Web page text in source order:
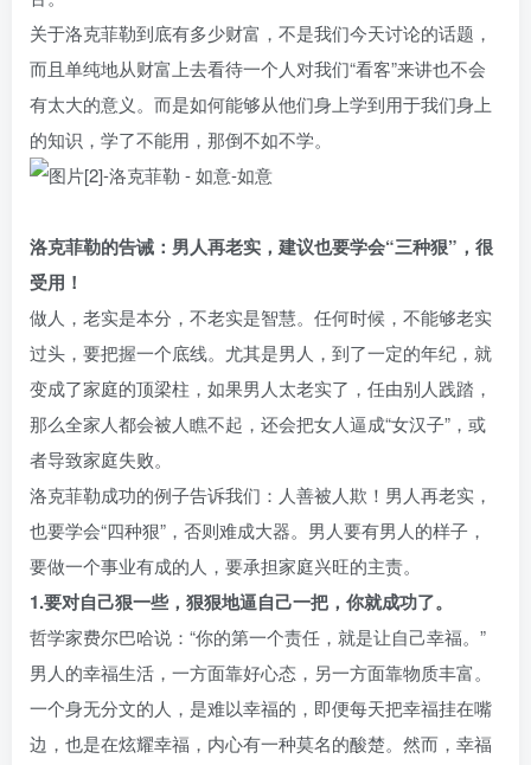
关于洛克菲勒到底有多少财富，不是我们今天讨论的话题，
而且单纯地从财富上去看待一个人对我们“看客”来讲也不会
有太大的意义。而是如何能够从他们身上学到用于我们身上
的知识，学了不能用，那倒不如不学。
洛克菲勒的告诫：男人再老实，建议也要学会“三种狠”，很
受用！
做人，老实是本分，不老实是智慧。任何时候，不能够老实
过头，要把握一个底线。尤其是男人，到了一定的年纪，就
变成了家庭的顶梁柱，如果男人太老实了，任由别人践踏，
那么全家人都会被人瞧不起，还会把女人逼成“女汉子”，或
者导致家庭失败。
洛克菲勒成功的例子告诉我们：人善被人欺！男人再老实，
也要学会“四种狠”，否则难成大器。男人要有男人的样子，
要做一个事业有成的人，要承担家庭兴旺的主责。
1.要对自己狠一些，狠狠地逼自己一把，你就成功了。
哲学家费尔巴哈说：“你的第一个责任，就是让自己幸福。”
男人的幸福生活，一方面靠好心态，另一方面靠物质丰富。
一个身无分文的人，是难以幸福的，即便每天把幸福挂在嘴
边，也是在炫耀幸福，内心有一种莫名的酸楚。然而，幸福